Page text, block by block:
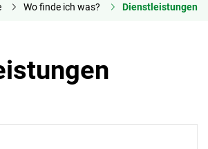
Wo finde ich was? Dienstleistungen